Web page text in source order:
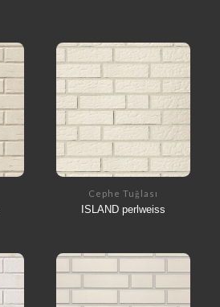
Cephe Tuğlası
ISLAND perlweiss